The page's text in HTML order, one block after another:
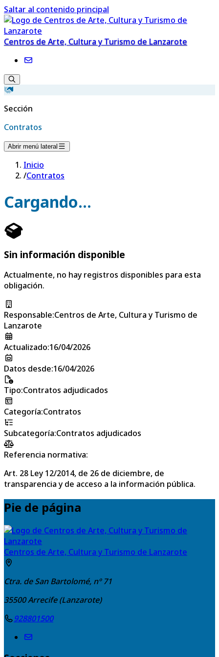
Saltar al contenido principal
Centros de Arte, Cultura y Turismo de Lanzarote
Sección
Contratos
Abrir menú lateral
Inicio
/Contratos
Cargando...
Sin información disponible
Actualmente, no hay registros disponibles para esta
obligación.
Responsable:Centros de Arte, Cultura y Turismo de
Lanzarote
Actualizado:16/04/2026
Datos desde:16/04/2026
Tipo:Contratos adjudicados
Categoría:Contratos
Subcategoría:Contratos adjudicados
Referencia normativa:
Art. 28 Ley 12/2014, de 26 de diciembre, de
transparencia y de acceso a la información pública.
Pie de página
Centros de Arte, Cultura y Turismo de Lanzarote
Ctra. de San Bartolomé, nº 71
35500Arrecife (Lanzarote)
928801500